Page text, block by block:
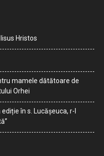
Hristos
mamele dătătoare de
Orhei
în s. Lucășeuca, r-l